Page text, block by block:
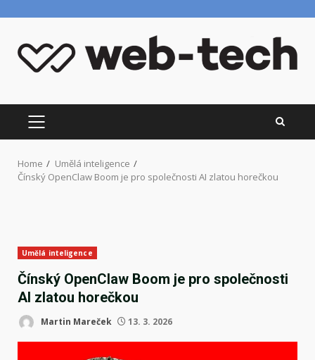
content
PRIMARY
MENU
Home
Umělá inteligence
Čínský OpenClaw Boom je pro společnosti AI zlatou horečkou
Umělá inteligence
Čínský OpenClaw Boom je pro společnosti
AI zlatou horečkou
Martin Mareček 13. 3. 2026